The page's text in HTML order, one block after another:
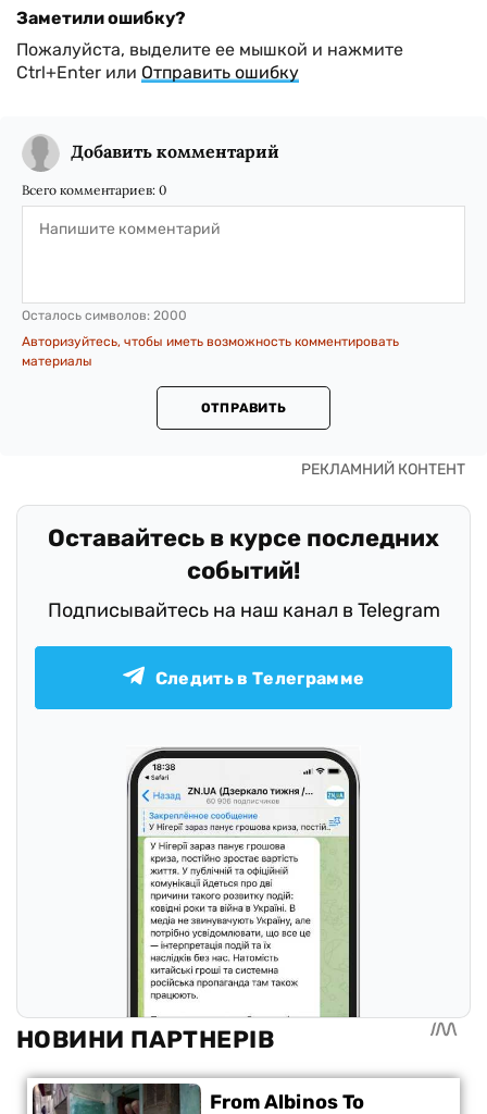
Заметили ошибку?
Пожалуйста, выделите ее мышкой и нажмите
Ctrl+Enter или Отправить ошибку
Добавить комментарий
Всего комментариев: 0
Осталось символов: 2000
Авторизуйтесь, чтобы иметь возможность комментировать
материалы
ОТПРАВИТЬ
Оставайтесь в курсе последних
событий!
Подписывайтесь на наш канал в Telegram
Следить в Телеграмме